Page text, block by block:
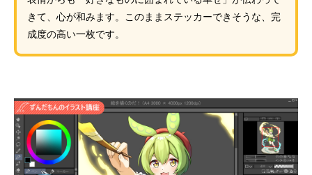
きて、心が和みます。このままステッカーできそうな、完
成度の高い一枚です。